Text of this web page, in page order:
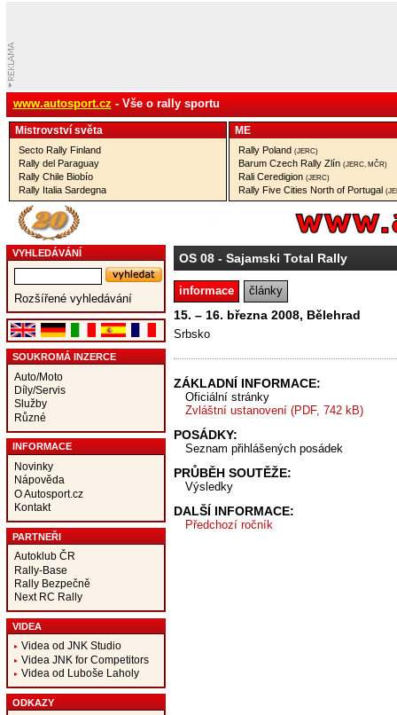
www.autosport.cz - Vše o rally sportu
Mistrovství­ světa
Secto Rally Finland
Rally del Paraguay
Rally Chile Biobío
Rally Italia Sardegna
ME
Rally Poland (JERC)
Barum Czech Rally Zlín (JERC, MČR)
Rali Ceredigion (JERC)
Rally Five Cities North of Portugal
VYHLEDÁVÁNÍ
Rozšířené vyhledávání
SOUKROMÁ INZERCE
Auto/Moto
Díly/Servis
Služby
Různé
INFORMACE
Novinky
Nápověda
O Autosport.cz
Kontakt
PARTNEŘI
Autoklub ČR
Rally-Base
Rally Bezpečně
Next RC Rally
VIDEA
Videa od JNK Studio
Videa JNK for Competitors
Videa od Luboše Laholy
ODKAZY
OS 08- Sajamski Total Rally
informace články
15. – 16. března 2008, Bělehrad
Srbsko
ZÁKLADNÍ INFORMACE:
Oficiální stránky
Zvláštní ustanovení (PDF, 742 kB)
POSÁDKY:
Seznam přihlášených posádek
PRŮBĚH SOUTĚŽE:
Výsledky
DALŠÍ INFORMACE:
Předchozí ročník